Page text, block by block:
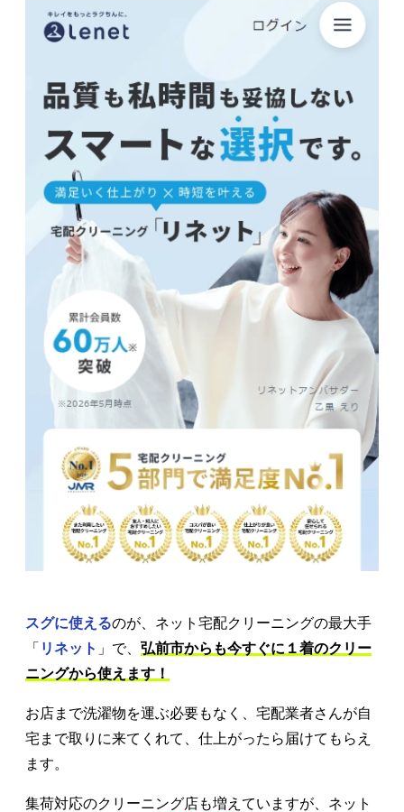
スグに使えるのが、ネット宅配クリーニングの最大手
「 リネット 」で、 弘前市からも今すぐに１着のクリー
ニングから使えます！
お店まで洗濯物を運ぶ必要もなく、宅配業者さんが自
宅まで取りに来てくれて、仕上がったら届けてもらえ
ます。
集荷対応のクリーニング店も増えていますが、ネット